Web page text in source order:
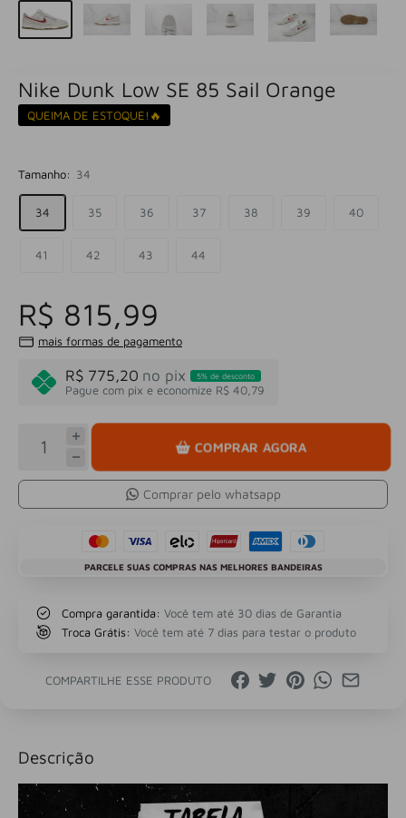
Nike Dunk Low SE 85 Sail Orange
QUEIMA DE ESTOQUE!🔥
Tamanho: 34
34 35 36 37 38 39 40
41 42 43 44
R$ 815,99
mais formas de pagamento
R$ 775,20 no pix 5% de desconto
Pague com pix e economize R$ 40,79
COMPRAR AGORA
Comprar pelo whatsapp
PARCELE SUAS COMPRAS NAS MELHORES BANDEIRAS
Compra garantida: Você tem até 30 dias de Garantia
Troca Grátis: Você tem até 7 dias para testar o produto
COMPARTILHE ESSE PRODUTO
Descrição